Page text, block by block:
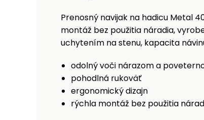
Prenosný navijak na hadicu Metal
montáž bez použitia náradia,
uchytením na stenu, kapacita
odolný voči nárazom a
pohodlná rukoväť
ergonomický dizajn
rýchla montáž bez použitia